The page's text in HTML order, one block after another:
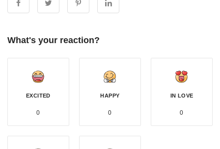
What's your reaction?
EXCITED
0
HAPPY
0
IN LOVE
0